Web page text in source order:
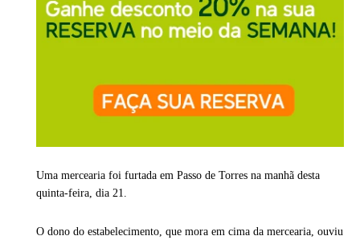
Uma mercearia foi furtada em Passo de Torres na manhã desta
quinta-feira, dia 21.
O dono do estabelecimento, que mora em cima da mercearia, ouviu